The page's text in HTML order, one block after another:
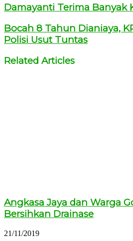
Damayanti Terima Banyak
Bocah 8 Tahun Dianiaya,
Polisi Usut Tuntas
Related Articles
Angkasa Jaya dan Warga
Bersihkan Drainase
21/11/2019